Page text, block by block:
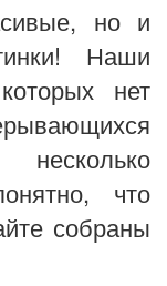
но и
Наши
нет
что
собраны